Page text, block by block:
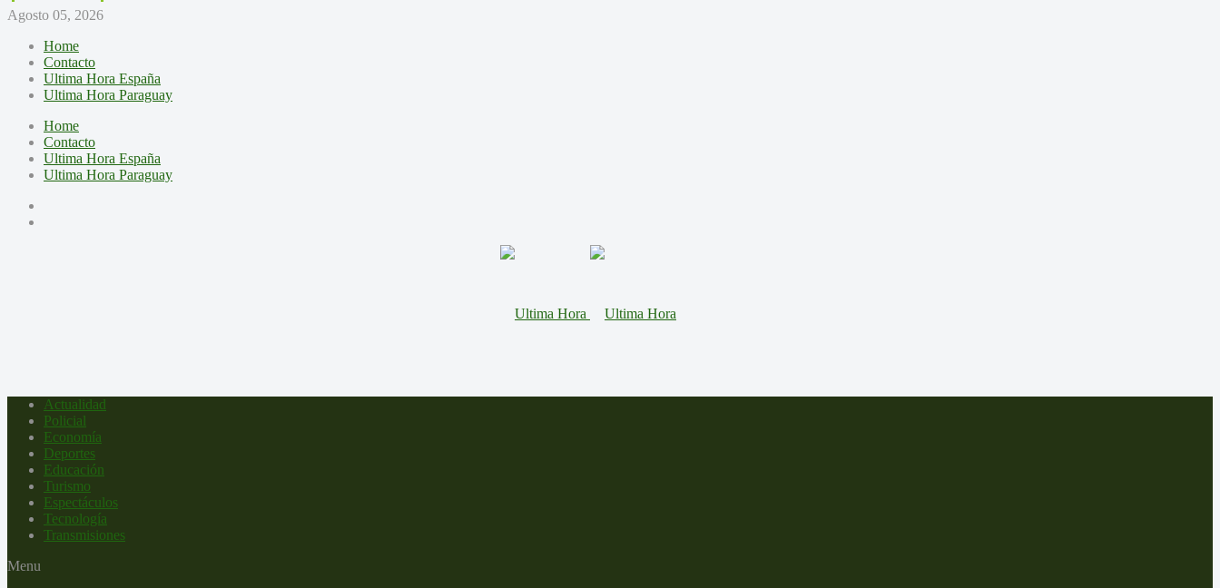
Agosto 05, 2026
Home
Contacto
Ultima Hora España
Ultima Hora Paraguay
Home
Contacto
Ultima Hora España
Ultima Hora Paraguay
Actualidad
Policial
Economía
Deportes
Educación
Turismo
Espectáculos
Tecnología
Transmisiones
Menu